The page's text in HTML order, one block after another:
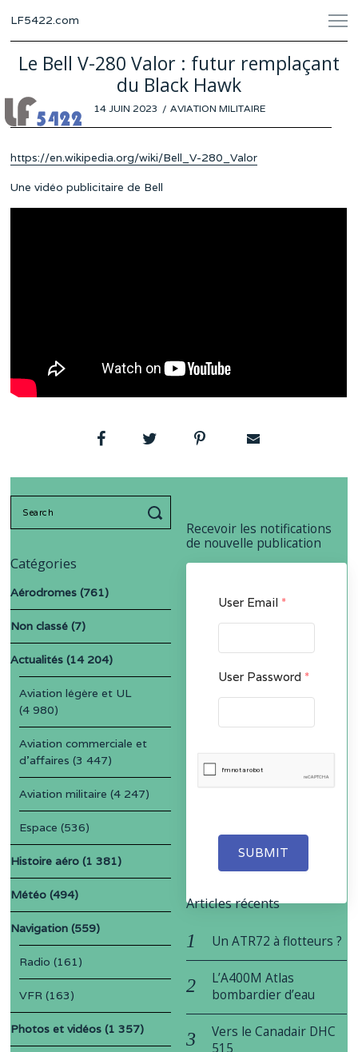
LF5422.com
Le Bell V-280 Valor : futur remplaçant
du Black Hawk
POSTED
14 JUIN 2023 31AVIATION MILITAIRE
https://en.wikipedia.org/wiki/Bell_V-280_Valor
Une vidéo publicitaire de Bell
Recevoir les notifications
de nouvelle publication
User Email *
User Password *
SUBMIT
Catégories
Aérodromes (761)
Non classé (7)
Actualités (14 204)
Aviation légère et UL
(4 980)
Aviation commerciale et
d'affaires (3 447)
Aviation militaire (4 247)
Espace (536)
Histoire aéro (1 381)
Météo (494)
Navigation (559)
Radio (161)
VFR (163)
Photos et vidéos (1 357)
Articles récents
Un ATR72 à flotteurs ?
L’A400M Atlas
bombardier d’eau
Vers le Canadair DHC